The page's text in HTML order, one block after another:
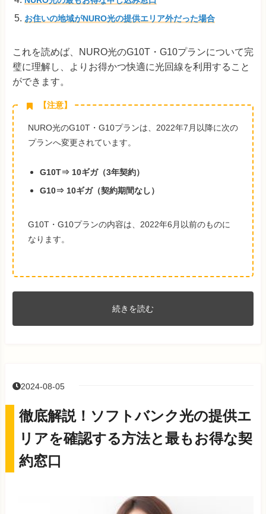
お住いの地域がNURO光の提供エリア外だった場合
これを読めば、NURO光のG10T・G10プランについて完
璧に理解し、よりお得かつ快適に光回線を利用すること
ができます。
【注意】
NURO光のG10T・G10プランは、2022年7月以降に次の
プランへ変更されています。
G10T⇒ 10ギガ（3年契約）
G10⇒ 10ギガ（契約期間なし）
G10T・G10プランの内容は、2022年6月以前のものに
なります。
続きを読む
2024-08-05
徹底解説！ソフトバンク光の提供エ
リアを確認する方法と最もお得な契
約窓口